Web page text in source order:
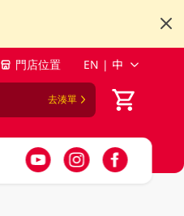
門店位置 EN | 中
去湊單